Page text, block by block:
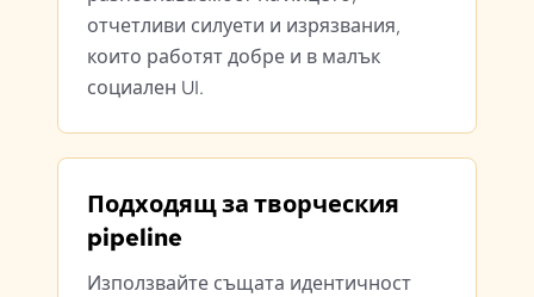
отчетливи силуети и изрязвания,
които работят добре и в малък
социален UI.
Подходящ за творческия
pipeline
Използвайте същата идентичност